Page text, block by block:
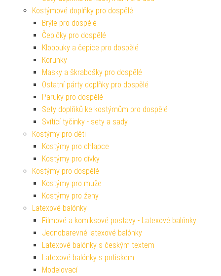
Kostýmové doplňky pro dospělé
Brýle pro dospělé
Čepičky pro dospělé
Klobouky a čepice pro dospělé
Korunky
Masky a škrabošky pro dospělé
Ostatní párty doplňky pro dospělé
Paruky pro dospělé
Sety doplňků ke kostýmům pro dospělé
Svítící tyčinky - sety a sady
Kostýmy pro děti
Kostýmy pro chlapce
Kostýmy pro dívky
Kostýmy pro dospělé
Kostýmy pro muže
Kostýmy pro ženy
Latexové balónky
Filmové a komiksové postavy - Latexové balónky
Jednobarevné latexové balónky
Latexové balónky s českým textem
Latexové balónky s potiskem
Modelovací